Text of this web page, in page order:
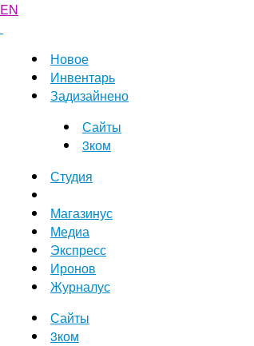
EN
Новое
Инвентарь
Задизайнено
Сайты
3ком
Студия
Магазинус
Медиа
Экспресс
Иронов
Журналус
Сайты
3ком